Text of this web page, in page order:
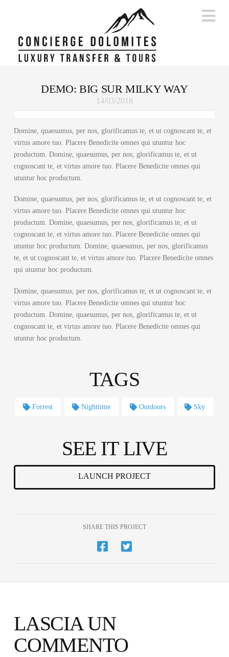
DEMO: BIG SUR MILKY WAY
14/03/2018
Domine, quaesumus, per nos, glorificamus te, et ut cognoscant te, et
virtus amore tuo. Placere Benedicite omnes qui utuntur hoc
productum. Domine, quaesumus, per nos, glorificamus te, et ut
cognoscant te, et virtus amore tuo. Placere Benedicite omnes qui
utuntur hoc productum.
Domine, quaesumus, per nos, glorificamus te, et ut cognoscant te, et
virtus amore tuo. Placere Benedicite omnes qui utuntur hoc
productum. Domine, quaesumus, per nos, glorificamus te, et ut
cognoscant te, et virtus amore tuo. Placere Benedicite omnes qui
utuntur hoc productum. Domine, quaesumus, per nos, glorificamus
te, et ut cognoscant te, et virtus amore tuo. Placere Benedicite omnes
qui utuntur hoc productum.
Domine, quaesumus, per nos, glorificamus te, et ut cognoscant te, et
virtus amore tuo. Placere Benedicite omnes qui utuntur hoc
productum. Domine, quaesumus, per nos, glorificamus te, et ut
cognoscant te, et virtus amore tuo. Placere Benedicite omnes qui
utuntur hoc productum.
TAGS
Forrest Nighttime Outdoors Sky
SEE IT LIVE
LAUNCH PROJECT
SHARE THIS PROJECT
LASCIA UN
COMMENTO